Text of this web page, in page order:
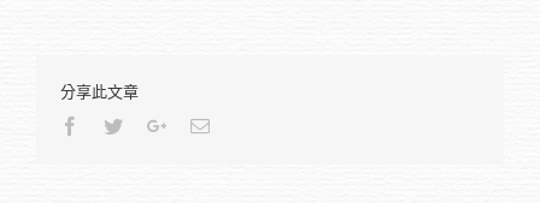
分享此文章
Facebook
TwitterGoogle+Email